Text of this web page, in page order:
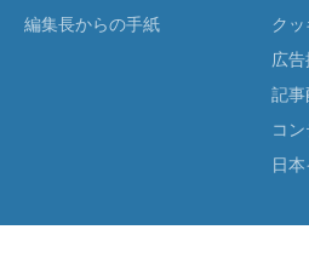
編集長からの手紙
ク
広
記
コ
日